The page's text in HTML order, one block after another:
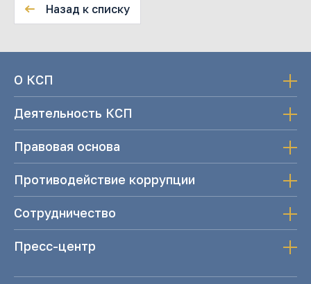
Назад к списку
О КСП
Деятельность КСП
Правовая основа
Противодействие коррупции
Сотрудничество
Пресс-центр